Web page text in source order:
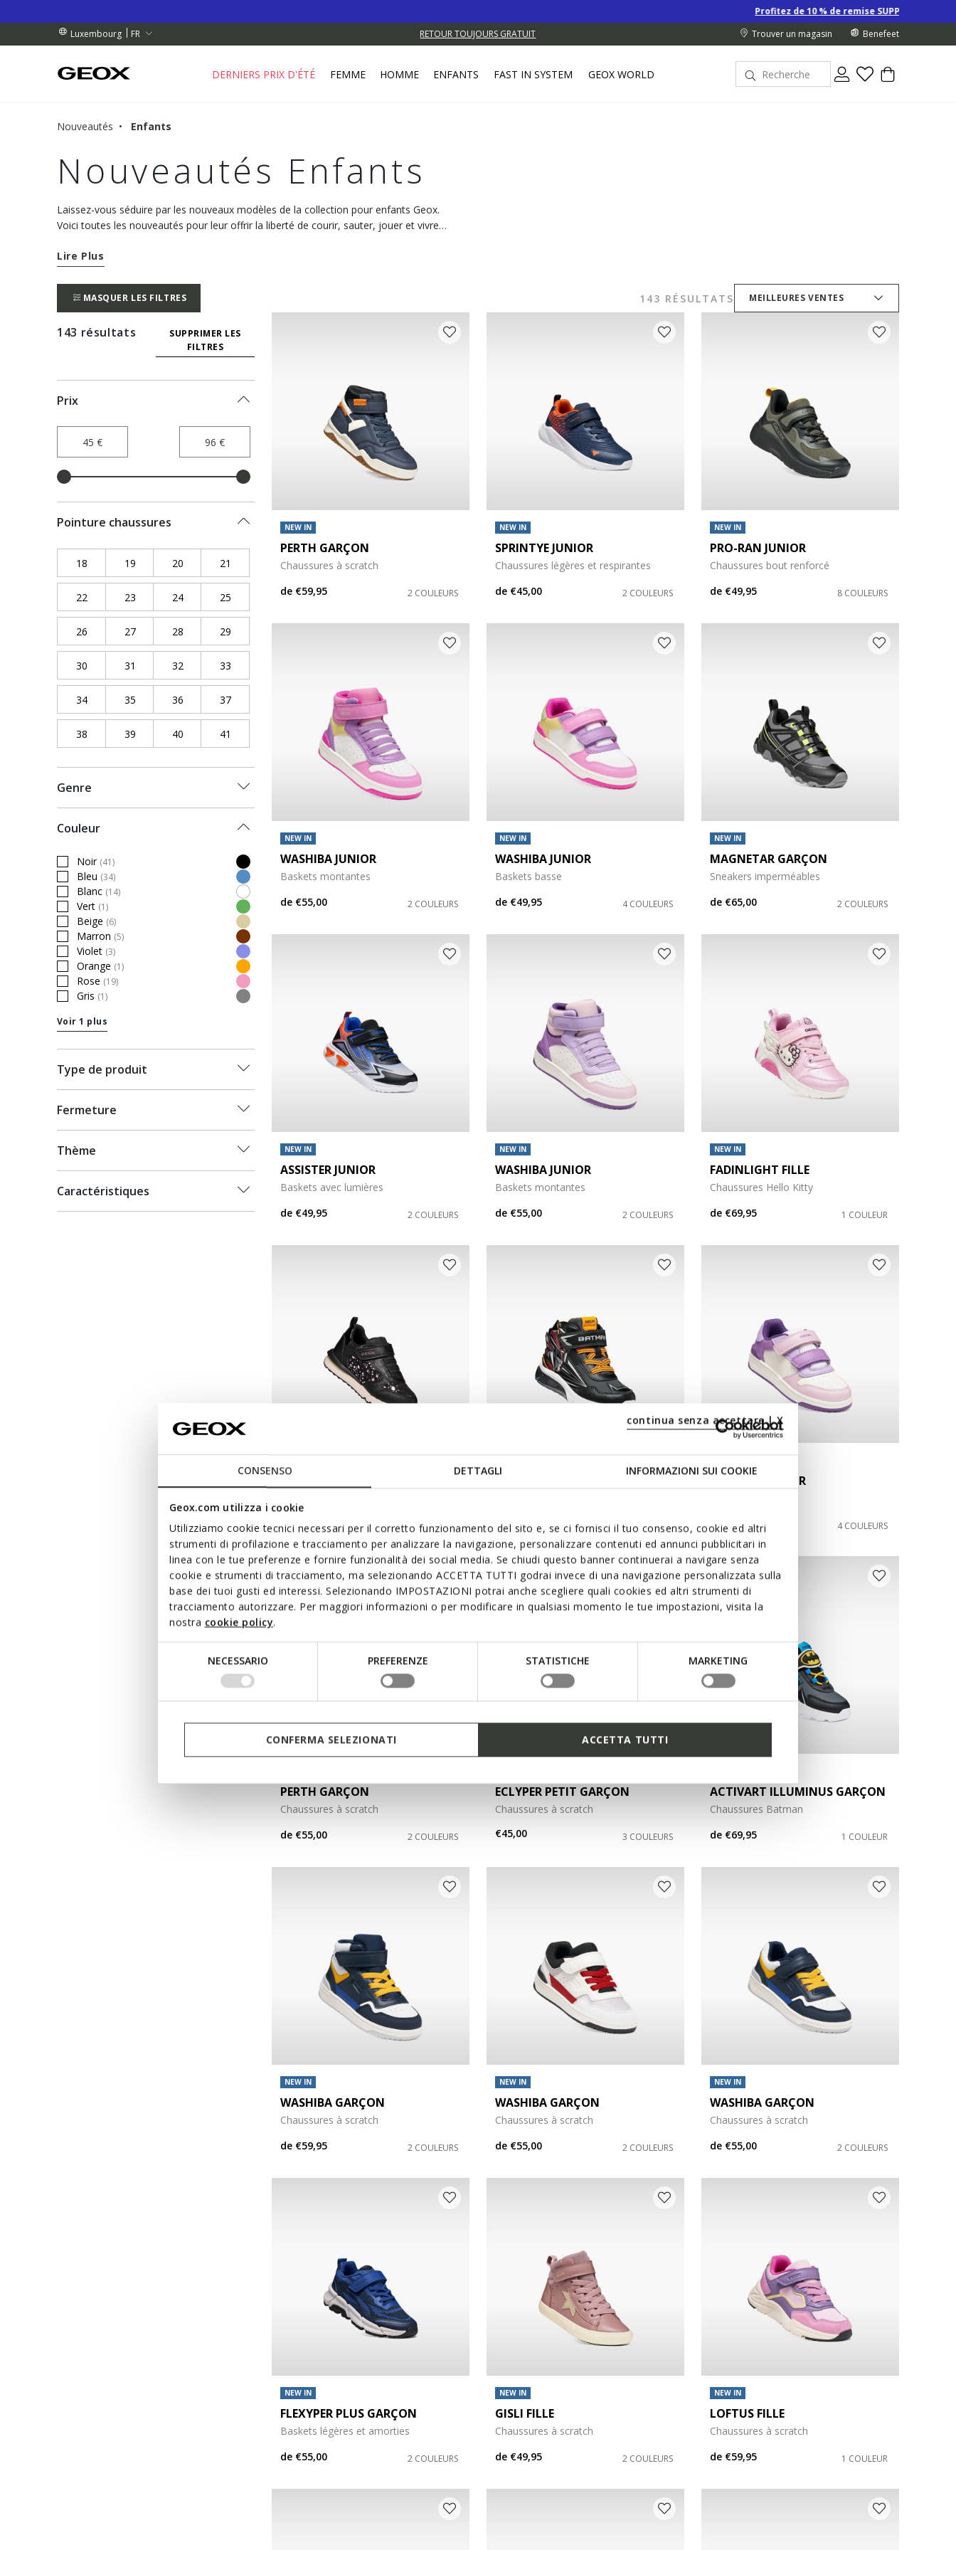
CONSENSO DETTAGLI INFORMAZIONI SUI COOKIE
Geox.com utilizza i cookie
Utilizziamo cookie tecnici necessari per il corretto funzionamento del sito e, se ci fornisci il tuo consenso, cookie ed altri
strumenti di profilazione e tracciamento per analizzare la navigazione, personalizzare contenuti ed annunci pubblicitari in
linea con le tue preferenze e fornire funzionalità dei social media. Se chiudi questo banner continuerai a navigare senza
cookie e strumenti di tracciamento, ma selezionando ACCETTA TUTTI godrai invece di una navigazione personalizzata sulla
base dei tuoi gusti ed interessi. Selezionando IMPOSTAZIONI potrai anche scegliere quali cookies ed altri strumenti di
tracciamento autorizzare. Per maggiori informazioni o per modificare in qualsiasi momento le tue impostazioni, visita la
nostra cookie policy.
NECESSARIO PREFERENZE STATISTICHE MARKETING
continua senza accettare | X
CONFERMA SELEZIONATI ACCETTA TUTTI
Profitez de 10 % de remise SUPPLÉMENTAIRE sur les Derniers
Luxembourg
FR
DE PLUS DE 99.00 € RETOUR TOUJOURS GRATUIT
PROCHE DE CHEZ VOUS.
DE PLUS DE 99.00 € Trouver un magasin Benefeet
DERNIERS PRIX D'ÉTÉ FEMME HOMME ENFANTS FAST IN SYSTEM GEOX WORLD
Nouveautés Enfants
Nouveautés Enfants
Laissez-vous séduire par les nouveaux modèles de la collection pour enfants Geox.
Voici toutes les nouveautés pour leur offrir la liberté de courir, sauter, jouer et vivre
Lire Plus
MASQUER LES FILTRES 143 RÉSULTATS MEILLEURES VENTES
143 résultats
SUPPRIMER LES
FILTRES
Prix
Pointure chaussures
18 Refine by Pointure chaussures: 18
19 Refine by Pointure chaussures: 19
20 Refine by Pointure chaussures: 20
21 Refine by Pointure chaussures: 21
22 Refine by Pointure chaussures: 22
23 Refine by Pointure chaussures: 23
24Refine by Pointure chaussures: 24
25 Refine by Pointure chaussures: 25
26 Refine by Pointure chaussures: 26
27Refine by Pointure chaussures: 27
28 Refine by Pointure chaussures: 28
29
30 Refine by Pointure chaussures: 30
31 Refine by Pointure chaussures: 31
32 Refine by Pointure chaussures: 32
33
34Refine by Pointure chaussures: 34
35 Refine by Pointure chaussures: 35
36 Refine by Pointure chaussures: 36
37Refine by Pointure chaussures: 37
38 Refine by Pointure chaussures: 38
39 Refine by Pointure chaussures: 39
40 Refine by Pointure chaussures: 40
41 Refine by Pointure chaussures: 41
Genre
Couleur
Noir (41)
Refine by Couleur: Noir
Bleu (34)
Refine by Couleur: Bleu
Blanc (14)
Refine by Couleur: Blanc
Vert (1)
Refine by Couleur: Vert
Beige (6)
Refine by Couleur: Beige
Marron (5)
Refine by Couleur: Marron
Violet (3)
Refine by Couleur: Violet
Orange (1)
Refine by Couleur: Orange
Rose (19)
Refine by Couleur: Rose
Gris (1)
Refine by Couleur: Gris
Voir 1 plus
Type de produit
Fermeture
Thème
Caractéristiques
NEW IN
PERTH GARÇON
Chaussures à scratch
de €59,95 2 COULEURS
NEW IN
SPRINTYE JUNIOR
Chaussures légères et respirantes
de €45,00 2 COULEURS
NEW IN
PRO-RAN JUNIOR
Chaussures bout renforcé
de €49,95 8 COULEURS
NEW IN
WASHIBA JUNIOR
Baskets montantes
de €55,00 2 COULEURS
NEW IN
WASHIBA JUNIOR
Baskets basse
de €49,95 4 COULEURS
NEW IN
MAGNETAR GARÇON
Sneakers imperméables
de €65,00 2 COULEURS
NEW IN
ASSISTER JUNIOR
Baskets avec lumières
de €49,95 2 COULEURS
NEW IN
WASHIBA JUNIOR
Baskets montantes
de €55,00 2 COULEURS
NEW IN
FADINLIGHT FILLE
Chaussures Hello Kitty
de €69,95 1 COULEUR
de €55,00 2 COULEURS
de€75,00 1 COULEUR
WASHIBA JUNIOR
de€49,95 4 COULEURS
PERTH GARÇON
Chaussures à scratch
de €55,00 2 COULEURS
ECLYPER PETIT GARÇON
Chaussures à scratch
€45,00
3 COULEURS
ACTIVART ILLUMINUS GARÇON
Chaussures Batman
de €69,95 1 COULEUR
NEW IN
WASHIBA GARÇON
Chaussures à scratch
de €59,95 2 COULEURS
NEW IN
WASHIBA GARÇON
Chaussures à scratch
de €55,00 2 COULEURS
NEW IN
WASHIBA GARÇON
Chaussures à scratch
de €55,00 2 COULEURS
NEW IN
FLEXYPER PLUS GARÇON
Baskets légères et amorties
de €55,00 2 COULEURS
NEW IN
GISLI FILLE
Chaussures à scratch
de €49,95 2 COULEURS
NEW IN
LOFTUS FILLE
Chaussures à scratch
de €59,95 1 COULEUR